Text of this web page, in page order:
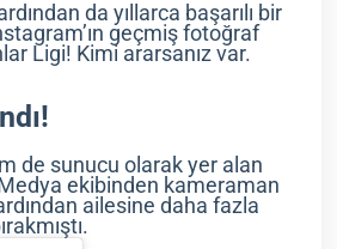
da yıllarca başarılı bir
geçmiş fotoğraf
Ligi! Kimi ararsanız var.
de sunucu olarak yer alan
ekibinden kameraman
ailesine daha fazla